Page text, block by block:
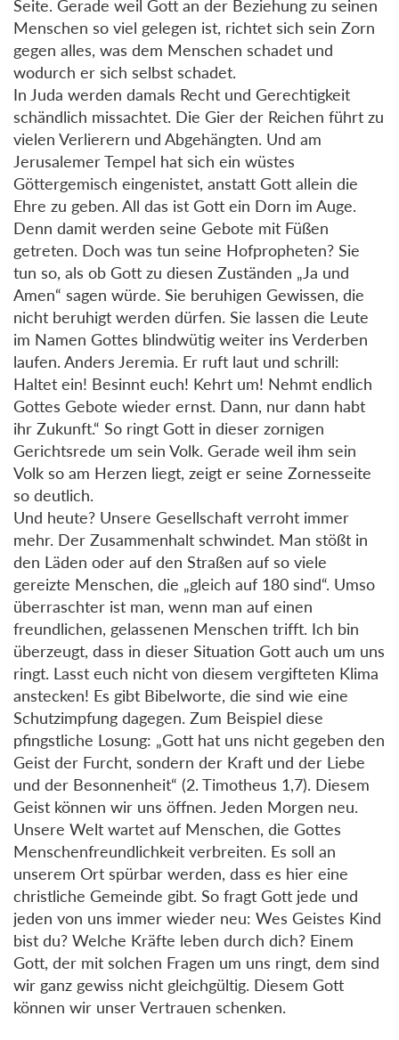
Seite. Gerade weil Gott an der Beziehung zu seinen
Menschen so viel gelegen ist, richtet sich sein Zorn
gegen alles, was dem Menschen schadet und
wodurch er sich selbst schadet.
In Juda werden damals Recht und Gerechtigkeit
schändlich missachtet. Die Gier der Reichen führt zu
vielen Verlierern und Abgehängten. Und am
Jerusalemer Tempel hat sich ein wüstes
Göttergemisch eingenistet, anstatt Gott allein die
Ehre zu geben. All das ist Gott ein Dorn im Auge.
Denn damit werden seine Gebote mit Füßen
getreten. Doch was tun seine Hofpropheten? Sie
tun so, als ob Gott zu diesen Zuständen „Ja und
Amen“ sagen würde. Sie beruhigen Gewissen, die
nicht beruhigt werden dürfen. Sie lassen die Leute
im Namen Gottes blindwütig weiter ins Verderben
laufen. Anders Jeremia. Er ruft laut und schrill:
Haltet ein! Besinnt euch! Kehrt um! Nehmt endlich
Gottes Gebote wieder ernst. Dann, nur dann habt
ihr Zukunft.“ So ringt Gott in dieser zornigen
Gerichtsrede um sein Volk. Gerade weil ihm sein
Volk so am Herzen liegt, zeigt er seine Zornesseite
so deutlich.
Und heute? Unsere Gesellschaft verroht immer
mehr. Der Zusammenhalt schwindet. Man stößt in
den Läden oder auf den Straßen auf so viele
gereizte Menschen, die „gleich auf 180 sind“. Umso
überraschter ist man, wenn man auf einen
freundlichen, gelassenen Menschen trifft. Ich bin
überzeugt, dass in dieser Situation Gott auch um uns
ringt. Lasst euch nicht von diesem vergifteten Klima
anstecken! Es gibt Bibelworte, die sind wie eine
Schutzimpfung dagegen. Zum Beispiel diese
pfingstliche Losung: „Gott hat uns nicht gegeben den
Geist der Furcht, sondern der Kraft und der Liebe
und der Besonnenheit“ (2. Timotheus 1,7). Diesem
Geist können wir uns öffnen. Jeden Morgen neu.
Unsere Welt wartet auf Menschen, die Gottes
Menschenfreundlichkeit verbreiten. Es soll an
unserem Ort spürbar werden, dass es hier eine
christliche Gemeinde gibt. So fragt Gott jede und
jeden von uns immer wieder neu: Wes Geistes Kind
bist du? Welche Kräfte leben durch dich? Einem
Gott, der mit solchen Fragen um uns ringt, dem sind
wir ganz gewiss nicht gleichgültig. Diesem Gott
können wir unser Vertrauen schenken.